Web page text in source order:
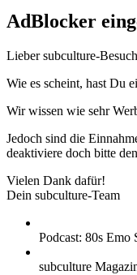
AdBlocker
Lieber subculture-
Wie es scheint, hast Du
Wir wissen wie sehr
Jedoch sind die
deaktiviere doch bitte
Vielen Dank dafür!
Dein subculture-Team
Podcast: 80s
subculture